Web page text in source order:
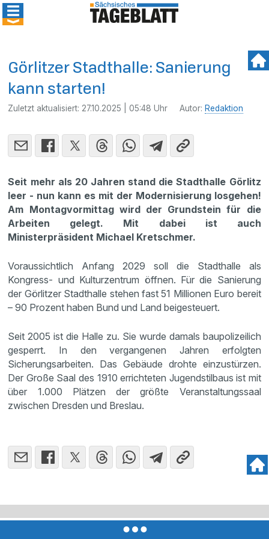
Görlitzer Stadthalle: Sanierung
kann starten!
Zuletzt aktualisiert: 27.10.2025 | 05:48 Uhr Autor: Redaktion
Seit mehr als 20 Jahren stand die Stadthalle Görlitz
leer - nun kann es mit der Modernisierung losgehen!
Am Montagvormittag wird der Grundstein für die
Arbeiten gelegt. Mit dabei ist auch
Ministerpräsident Michael Kretschmer.
Voraussichtlich Anfang 2029 soll die Stadthalle als
Kongress- und Kulturzentrum öffnen. Für die Sanierung
der Görlitzer Stadthalle stehen fast 51 Millionen Euro bereit
– 90 Prozent haben Bund und Land beigesteuert.
Seit 2005 ist die Halle zu. Sie wurde damals baupolizeilich
gesperrt. In den vergangenen Jahren erfolgten
Sicherungsarbeiten. Das Gebäude drohte einzustürzen.
Der Große Saal des 1910 errichteten Jugendstilbaus ist mit
über 1.000 Plätzen der größte Veranstaltungssaal
zwischen Dresden und Breslau.